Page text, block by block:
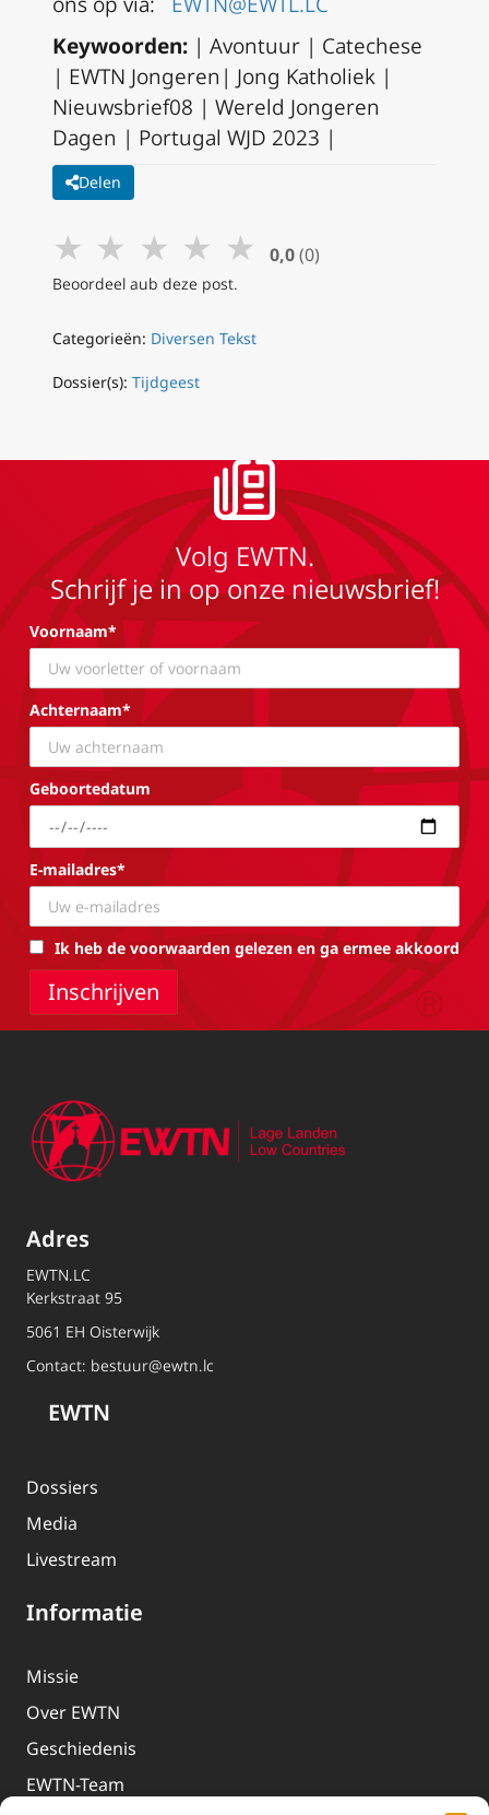
Keywoorden: | Avontuur | Catechese
| EWTN Jongeren| Jong Katholiek |
Nieuwsbrief08 | Wereld Jongeren
Dagen | Portugal WJD 2023 |
Delen
★ ★ ★ ★ ★ 0,0 (0)
Beoordeel aub deze post.
Categorieën: Diversen Tekst
Dossier(s): Tijdgeest
Volg EWTN.
Schrijf je in op onze nieuwsbrief!
Voornaam*
Achternaam*
Geboortedatum
E-mailadres*
Ik heb de voorwaarden gelezen en ga ermee akkoord
Adres
EWTN.LC
Kerkstraat 95
5061 EH Oisterwijk
Contact: bestuur@ewtn.lc
EWTN
Dossiers
Media
Livestream
Informatie
Missie
Over EWTN
Geschiedenis
EWTN-Team